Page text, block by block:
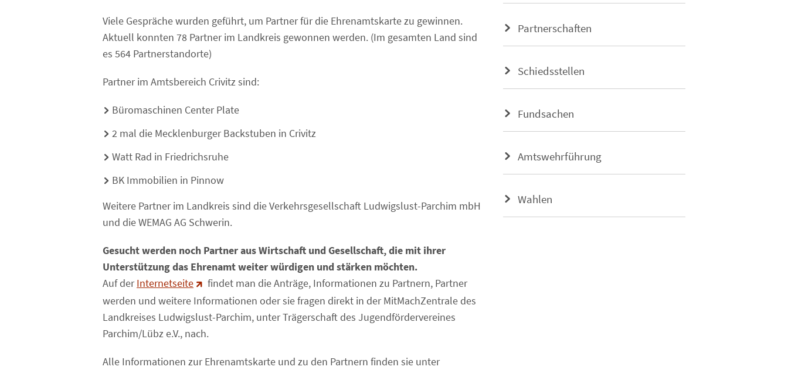
Viele Gespräche wurden geführt, um Partner für die Ehrenamtskarte zu gewinnen.
Aktuell konnten 78 Partner im Landkreis gewonnen werden. (Im gesamten Land sind
es 564 Partnerstandorte)
Partner im Amtsbereich Crivitz sind:
Büromaschinen Center Plate
2 mal die Mecklenburger Backstuben in Crivitz
Watt Rad in Friedrichsruhe
BK Immobilien in Pinnow
Weitere Partner im Landkreis sind dieVerkehrsgesellschaft Ludwigslust-Parchim mbH
und die WEMAG AG Schwerin.
Gesucht werden noch Partner aus Wirtschaft und Gesellschaft, die mit ihrer
Unterstützung das Ehrenamt weiter würdigen und stärken möchten.
Auf derInternetseite
findet man die Anträge, Informationen zu Partnern, Partner
werden und weitere Informationen oder sie fragen direkt in der MitMachZentrale des
Landkreises Ludwigslust-Parchim, unter Trägerschaft des Jugendfördervereines
Parchim/Lübz e.V., nach.
Alle Informationen zur Ehrenamtskarte und zu den Partnern finden sie unter
Partnerschaften
Schiedsstellen
Fundsachen
Amtswehrführung
Wahlen